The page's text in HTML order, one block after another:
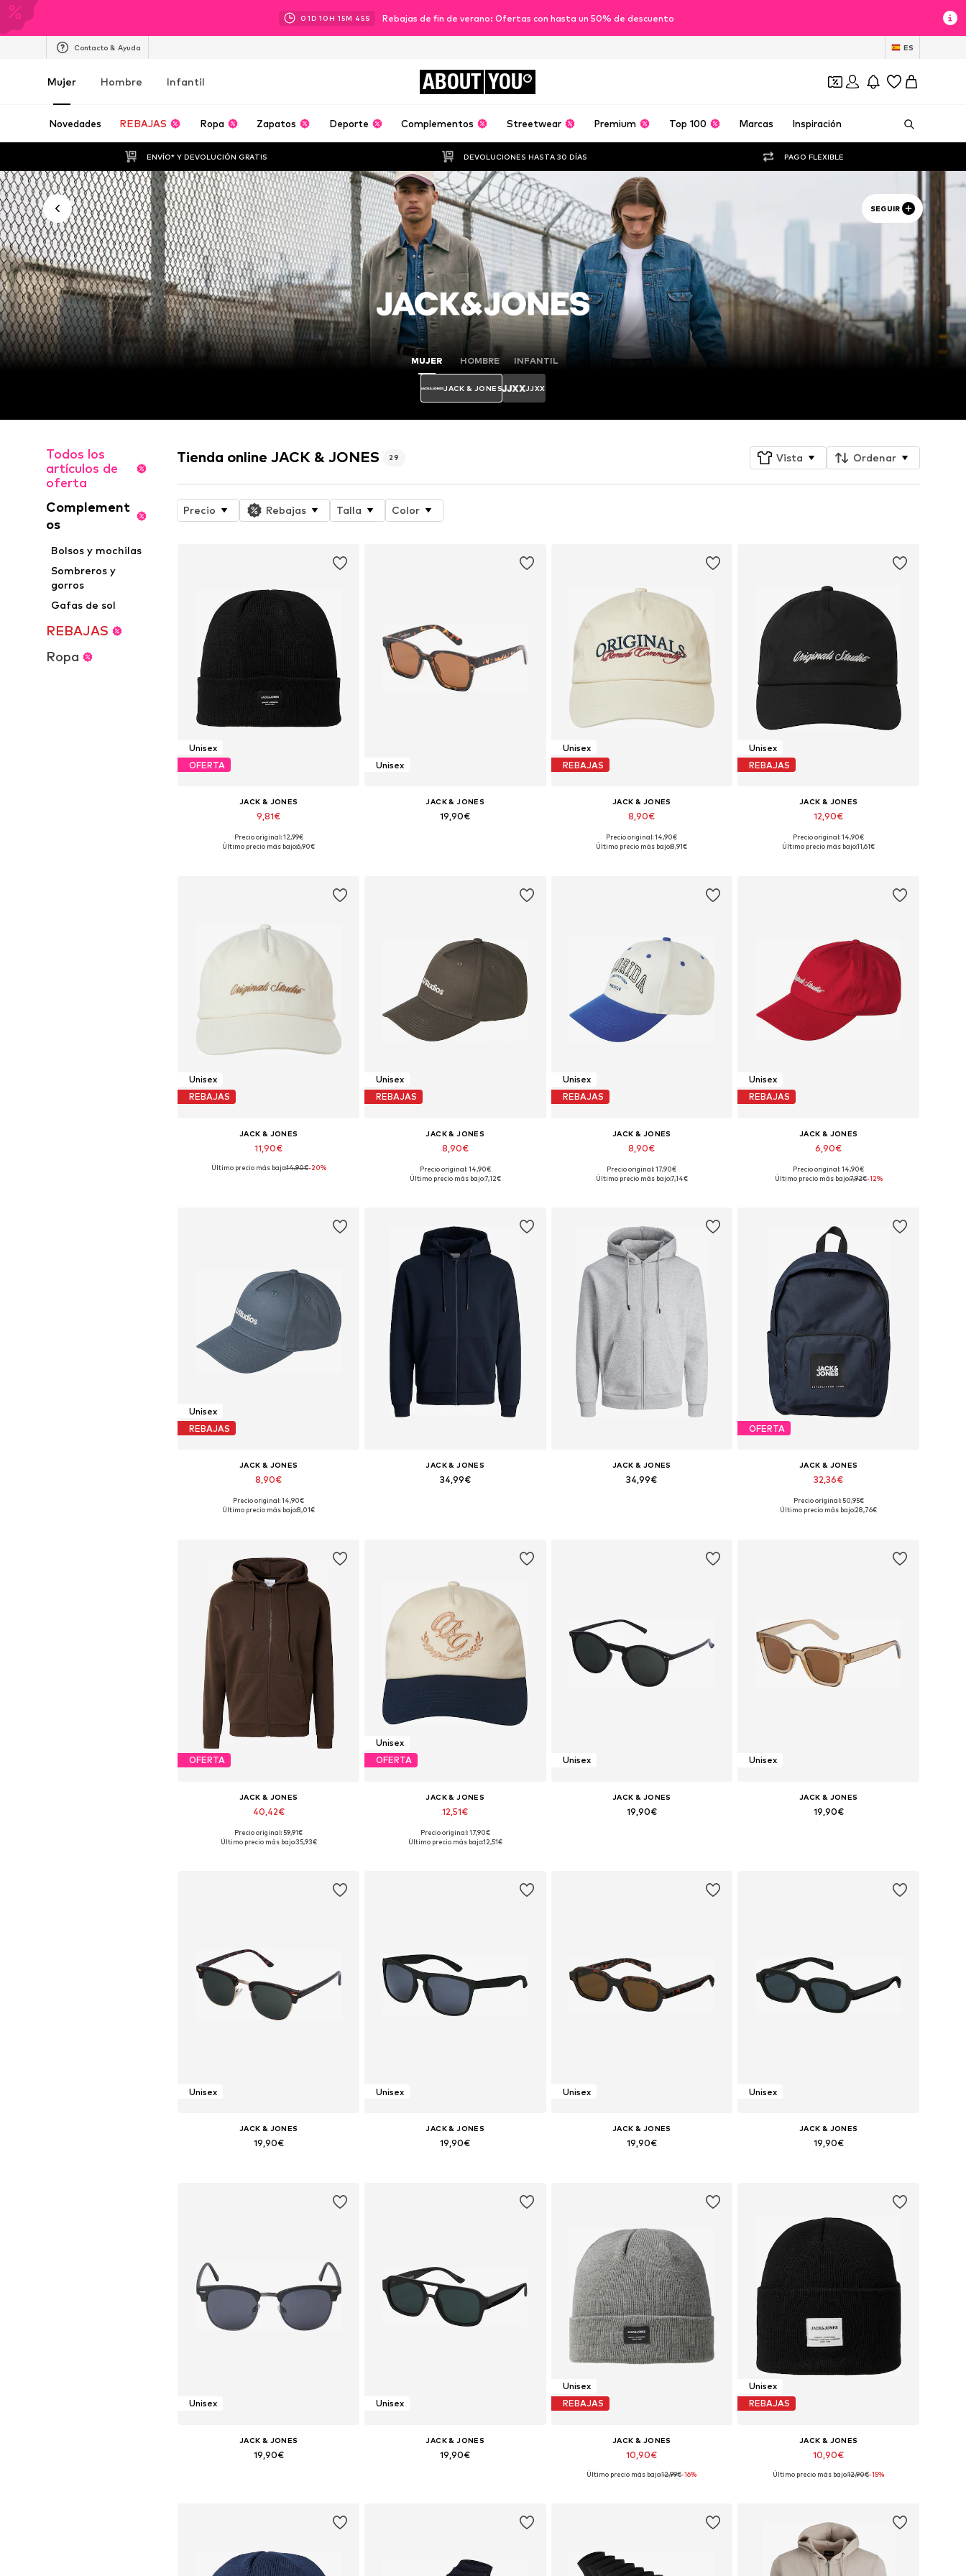
01D 10H 15M 44S Rebajas de fin de verano: Ofertas con hasta un 50% de descuento
Contacto & Ayuda ES
Mujer Hombre Infantil ABOUT YOU
Novedades REBAJAS Ropa Zapatos Deporte Complementos Streetwear Premium Top 100 Marcas Inspiración
ENVÍO* Y DEVOLUCIÓN GRATIS DEVOLUCIONES HASTA 30 DÍAS PAGO FLEXIBLE
SEGUIR
MUJER HOMBRE INFANTIL
JACK & JONES JJXX
Todos los
artículos de
oferta
Complement
os
Bolsos y mochilas
Sombreros y
gorros
Gafas de sol
REBAJAS
Ropa
Tienda online JACK & JONES 29 Vista Ordenar
Precio Rebajas Talla Color
Unisex
OFERTA
JACK & JONES
9,81€
Tallas disponibles: 55-60
Precio original: 12,99€
Último precio más bajo:6,90€
Unisex
JACK & JONES
19,90€
Unisex
REBAJAS
JACK & JONES
8,90€
Tallas disponibles: 55-60
Precio original: 14,90€
Último precio más bajo:8,91€
Unisex
REBAJAS
JACK & JONES
12,90€
Tallas disponibles: 55-60
Precio original: 14,90€
Último precio más bajo:11,61€
Unisex
REBAJAS
JACK & JONES
11,90€
Tallas disponibles: 55-60
Último precio más bajo:14,90€-20%
Unisex
REBAJAS
JACK & JONES
8,90€
Tallas disponibles: 55-60
Precio original: 14,90€
Último precio más bajo:7,12€
Unisex
REBAJAS
JACK & JONES
8,90€
Tallas disponibles: 55-60
Precio original: 17,90€
Último precio más bajo:7,14€
Unisex
REBAJAS
JACK & JONES
6,90€
Tallas disponibles: 55-60
Precio original: 14,90€
Último precio más bajo:7,92€-12%
Unisex
REBAJAS
JACK & JONES
8,90€
Tallas disponibles: 55-60
Precio original: 14,90€
Último precio más bajo:8,01€
JACK & JONES
34,99€
JACK & JONES
34,99€
OFERTA
JACK & JONES
32,36€
Tallas disponibles: One Size
Precio original: 50,95€
Último precio más bajo:28,76€
OFERTA
JACK & JONES
40,42€
+1
Tallas disponibles: XXL
Precio original: 59,91€
Último precio más bajo:35,93€
Unisex
OFERTA
JACK & JONES
12,51€
Tallas disponibles: 55-60
Precio original: 17,90€
Último precio más bajo:12,51€
Unisex
JACK & JONES
19,90€
Unisex
JACK & JONES
19,90€
Unisex
JACK & JONES
19,90€
Unisex
JACK & JONES
19,90€
Unisex
JACK & JONES
19,90€
Unisex
JACK & JONES
19,90€
Unisex
JACK & JONES
19,90€
Unisex
JACK & JONES
19,90€
Unisex
REBAJAS
JACK & JONES
10,90€
Tallas disponibles: 55-60
Último precio más bajo:12,99€-16%
Unisex
REBAJAS
JACK & JONES
10,90€
Tallas disponibles: 55-60
Último precio más bajo:12,90€-15%